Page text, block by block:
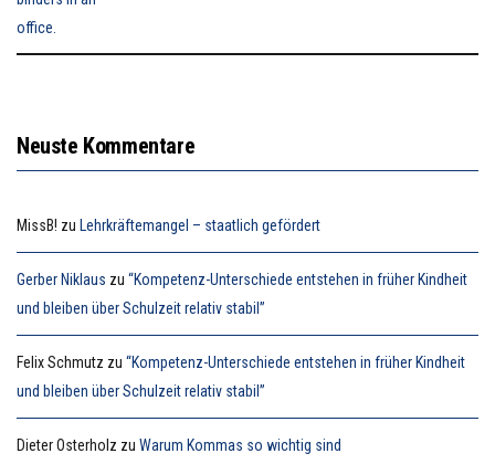
Neuste Kommentare
MissB! zu Lehrkräftemangel – staatlich gefördert
Gerber Niklaus zu “Kompetenz-Unterschiede entstehen in früher Kindheit
und bleiben über Schulzeit relativ stabil”
Felix Schmutz zu “Kompetenz-Unterschiede entstehen in früher Kindheit
und bleiben über Schulzeit relativ stabil”
Dieter Osterholz zu Warum Kommas so wichtig sind